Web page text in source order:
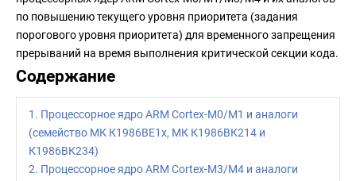
по повышению текущего уровня приоритета (задания
порогового уровня приоритета) для временного запрещения
прерываний на время выполнения критической секции кода.
Содержание
1. Процессорное ядро ARM Cortex-M0/M1 и аналоги
(семейство МК К1986ВЕ1x, МК К1986ВК214 и
К1986ВК234)
2. Процессорное ядро ARM Cortex-M3/M4 и аналоги